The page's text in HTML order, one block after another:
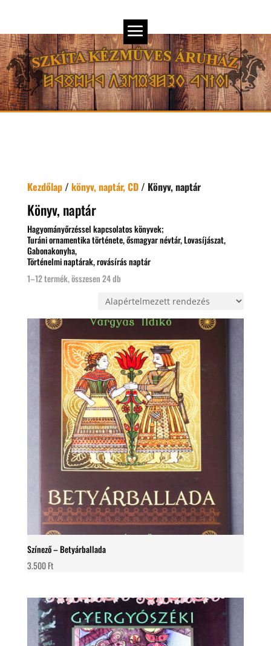
Kezdőlap/ könyv, naptár, CD/ Könyv, naptár
Könyv, naptár
Hagyományőrzéssel kapcsolatos könyvek;
Turáni ornamentika története, ősmagyar névtár, Lovasíjászat,
Gabonakonyha,
Történelmi naptárak, rovásírás naptár
1–12 termék, összesen 24 db
Színező – Betyárballada
3.500Ft